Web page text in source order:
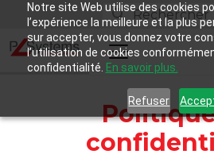
Notre site Web utilise des cookies
l’expérience la meilleure et la plus
sur accepter, vous donnez votre
l’utilisation de cookies
confidentialité. En savoir plus.
Refuser